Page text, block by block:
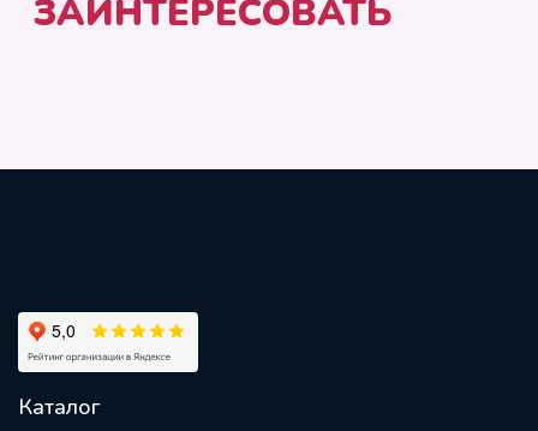
Каталог